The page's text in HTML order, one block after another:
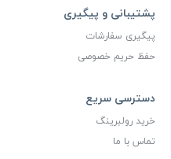
پشتیبانی و پیگیری
پیگیری سفارشات
حفظ حریم خصوصی
دسترسی سریع
خرید رولبرینگ
تماس با ما